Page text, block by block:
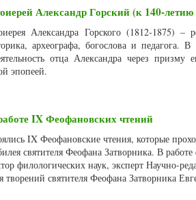
Александр Горский (к 140-
Александра Горского (1812-1875) –
археографа, богослова и педагога. В
отца Александра через
эпопеей.
IX Феофановских чтений
IX Феофановские чтения, которые
святителя Феофана Затворника. В
филологических наук, эксперт Научно-
творений святителя Феофана Затворника